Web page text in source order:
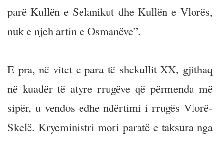
parë Kullën e Selanikut dhe Kullën e Vlorës,
nuk e njeh artin e Osmanëve”.
E pra, në vitet e para të shekullit XX, gjithaq
në kuadër të atyre rrugëve që përmenda më
sipër, u vendos edhe ndërtimi i rrugës Vlorë-
Skelë. Kryeministri mori paratë e taksura nga